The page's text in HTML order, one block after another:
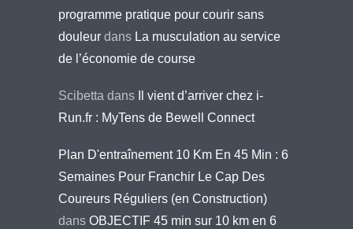
programme pratique pour courir sans
douleur dans La musculation au service
de l’économie de course
Scibetta dans
Il vient d’arriver chez i-
Run.fr : MyTens de Bewell Connect
Plan D'entraînement 10 Km En 45 Min : 6
Semaines Pour Franchir Le Cap Des
Coureurs Réguliers (en Construction)
dans OBJECTIF 45 min sur 10 km en 6